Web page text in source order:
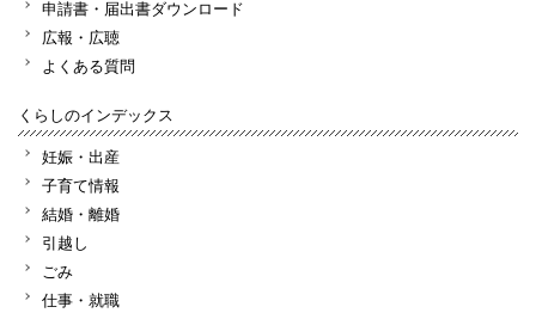
申請書・届出書ダウンロード
広報・広聴
よくある質問
くらしのインデックス
妊娠・出産
子育て情報
結婚・離婚
引越し
ごみ
仕事・就職